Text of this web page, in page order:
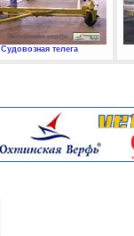
Судовозная телега